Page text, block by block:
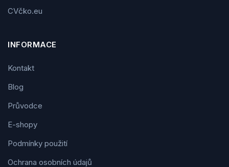
CVčko.eu
INFORMACE
Kontakt
Blog
Průvodce
E-shopy
Podmínky použití
Ochrana osobních údajů